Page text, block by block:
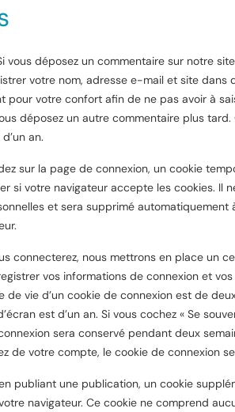
vous déposez un commentaire sur notre
votre nom, adresse e-mail et site dans
pour votre confort afin de ne pas avoir à
déposez un autre commentaire plus tard.
an.
sur la page de connexion, un cookie
si votre navigateur accepte les cookies. Il
et sera supprimé automatiquement
connecterez, nous mettrons en place un
vos informations de connexion et
de vie d’un cookie de connexion est de
est d’un an. Si vous cochez « Se
sera conservé pendant deux
de votre compte, le cookie de connexion
publiant une publication, un cookie
navigateur. Ce cookie ne comprend